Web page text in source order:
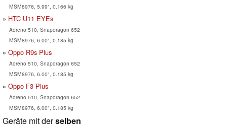
MSM8976, 5.99", 0.166 kg
HTC U11 EYEs
Adreno 510, Snapdragon 652
MSM8976, 6.00", 0.185 kg
Oppo R9s Plus
Adreno 510, Snapdragon 652
MSM8976, 6.00", 0.185 kg
Oppo F3 Plus
Adreno 510, Snapdragon 652
MSM8976, 6.00", 0.185 kg
Geräte mit derselben